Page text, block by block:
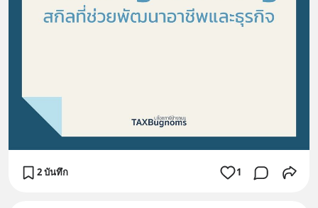
2 บันทึก 1